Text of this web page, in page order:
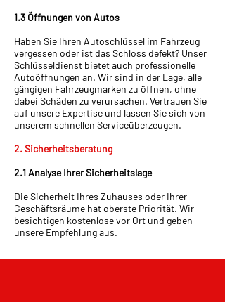
1.3 Öffnungen von Autos
Haben Sie Ihren Autoschlüssel im Fahrzeug
vergessen oder ist das Schloss defekt? Unser
Schlüsseldienst bietet auch professionelle
Autoöffnungen an. Wir sind in der Lage, alle
gängigen Fahrzeugmarken zu öffnen, ohne
dabei Schäden zu verursachen. Vertrauen Sie
auf unsere Expertise und lassen Sie sich von
unserem schnellen Serviceüberzeugen.
2. Sicherheitsberatung
2.1 Analyse Ihrer Sicherheitslage
Die Sicherheit Ihres Zuhauses oder Ihrer
Geschäftsräume hat oberste Priorität. Wir
besichtigen kostenlose vor Ort und geben
unsere Empfehlung aus.